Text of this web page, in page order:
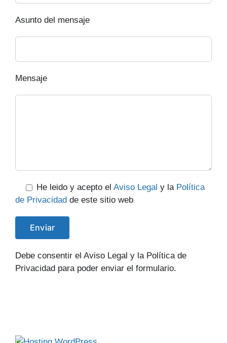
Asunto del mensaje
Mensaje
He leido y acepto el Aviso Legal y la Política
de Privacidad de este sitio web
Debe consentir el Aviso Legal y la Política de
Privacidad para poder enviar el formulario.